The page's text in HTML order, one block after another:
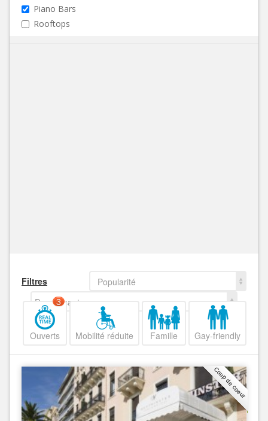
Piano Bars
Rooftops
Filtres
Popularité
Decroissant
Ouverts
3
Mobilité réduite Famille Gay-friendly
Coup de coeur